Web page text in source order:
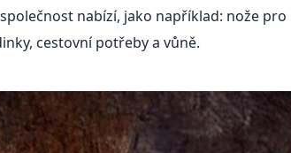
nabízí, jako například: nože pro
cestovní potřeby a vůně.